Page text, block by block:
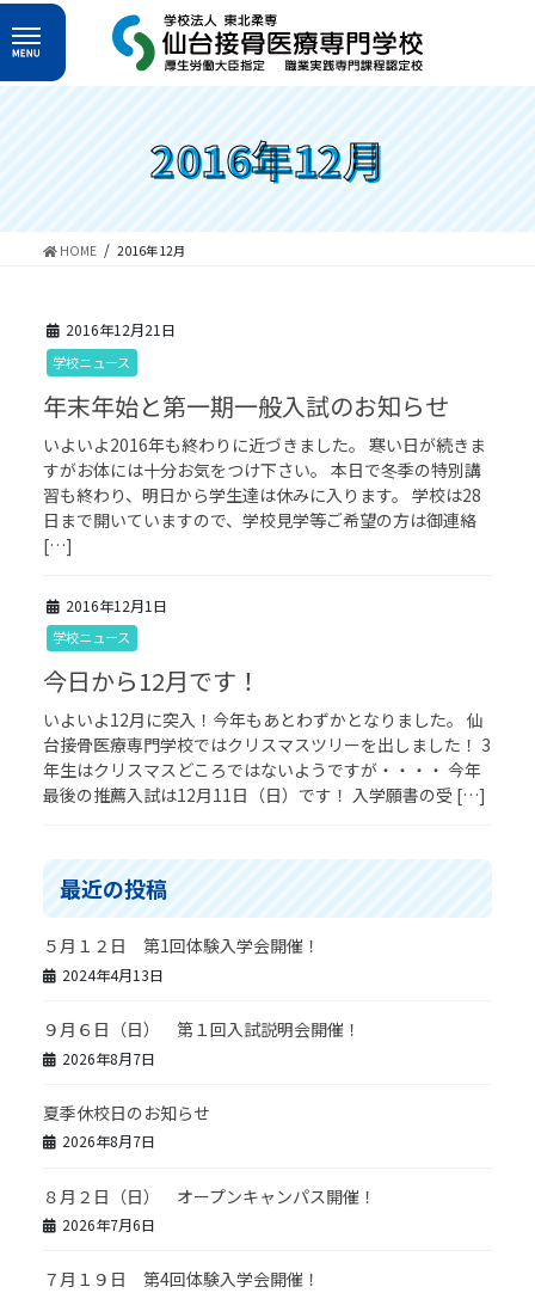
コ
ン
テ
ン
プ
ナ
ビ
ゲ
ー
動
2016年12月
HOME 2016年12月
2016年12月21日
学校ニュース
年末年始と第一期一般入試のお知らせ
いよいよ2016年も終わりに近づきました。 寒い日が続きま
すがお体には十分お気をつけ下さい。 本日で冬季の特別講
習も終わり、明日から学生達は休みに入ります。 学校は28
日まで開いていますので、学校見学等ご希望の方は御連絡
[…]
2016年12月1日
学校ニュース
今日から12月です！
いよいよ12月に突入！今年もあとわずかとなりました。 仙
台接骨医療専門学校ではクリスマスツリーを出しました！ 3
年生はクリスマスどころではないようですが・・・・ 今年
最後の推薦入試は12月11日（日）です！ 入学願書の受 […]
最近の投稿
５月１２日 第1回体験入学会開催！
2024年4月13日
９月６日（日） 第１回入試説明会開催！
2026年8月7日
夏季休校日のお知らせ
2026年8月7日
８月２日（日） オープンキャンパス開催！
2026年7月6日
７月１９日 第4回体験入学会開催！